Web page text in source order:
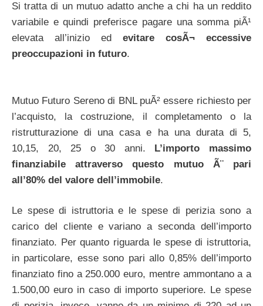
Si tratta di un mutuo adatto anche a chi ha un reddito
variabile e quindi preferisce pagare una somma piÃ¹
elevata all’inizio ed evitare cosÃ¬ eccessive
preoccupazioni in futuro.
Mutuo Futuro Sereno di BNL puÃ² essere richiesto per
l’acquisto, la costruzione, il completamento o la
ristrutturazione di una casa e ha una durata di 5,
10,15, 20, 25 o 30 anni. L’importo massimo
finanziabile attraverso questo mutuo Ã¨ pari
all’80% del valore dell’immobile.
Le spese di istruttoria e le spese di perizia sono a
carico del cliente e variano a seconda dell’importo
finanziato. Per quanto riguarda le spese di istruttoria,
in particolare, esse sono pari allo 0,85% dell’importo
finanziato fino a 250.000 euro, mentre ammontano a a
1.500,00 euro in caso di importo superiore. Le spese